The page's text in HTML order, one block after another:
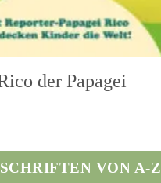
der Papagei
VON A-Z